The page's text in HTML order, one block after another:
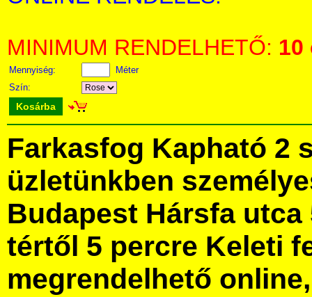
MINIMUM RENDELHETŐ: 10
Mennyiség:
Méter
Szín:
Kosárba
Farkasfog Kapható 2
üzletünkben
Budapest Hársfa utca
tértől 5 percre Keleti
megrendelhető